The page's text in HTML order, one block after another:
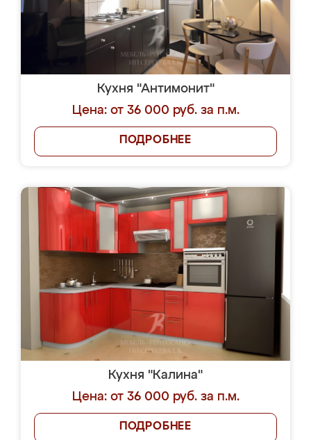
Кухня "Антимонит"
Цена: от 36 000 руб. за п.м.
ПОДРОБНЕЕ
Кухня "Калина"
Цена: от 36 000 руб. за п.м.
ПОДРОБНЕЕ